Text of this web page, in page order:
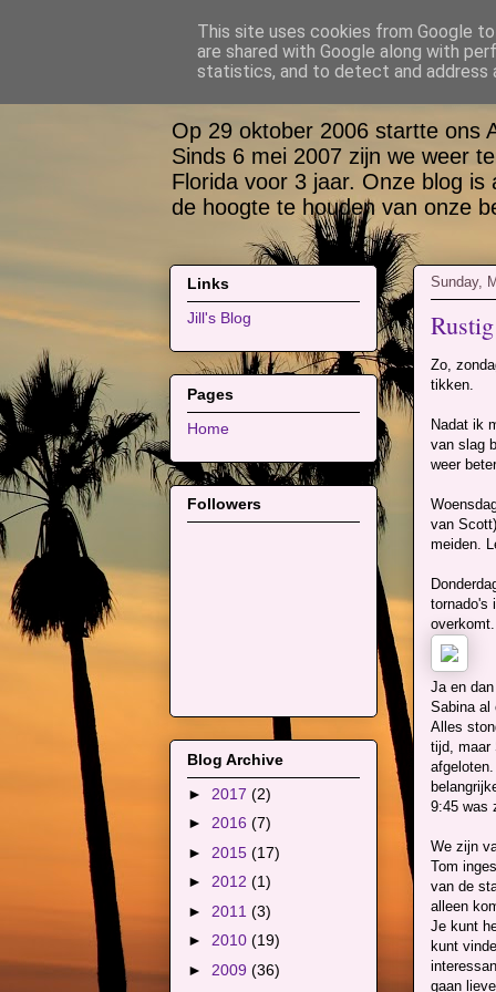
Bas, Sabina,
Op 29 oktober 2006 startte ons
Sinds 6 mei 2007 zijn we weer
Florida voor 3 jaar. Onze blog
de hoogte te houden van onze
Sunday,
Zo,
tikken.
Nadat ik
van slag
weer
van
meiden.
tornado's
Ja en
Sabina al
Alles
tijd, maar
9:45 was
We zijn
Tom
van de
alleen
Je kunt
kunt
gaan
Links
Jill's Blog
Pages
Home
Followers
Blog Archive
► 2017 (2)
► 2016 (7)
► 2015 (17)
► 2012 (1)
► 2011 (3)
► 2010 (19)
► 2009 (36)
This site uses cookies from Google
are shared with Google along with
statistics, and to detect and address